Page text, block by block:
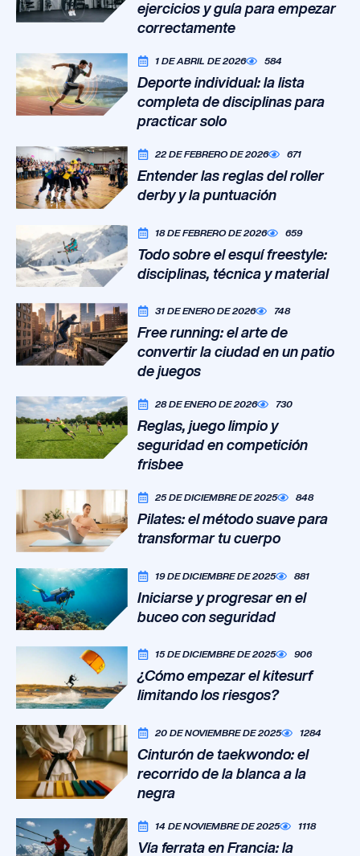
ejercicios y guía para empezar
correctamente
1 DE ABRIL DE 2026 584
Deporte individual: la lista
completa de disciplinas para
practicar solo
22 DE FEBRERO DE 2026 671
Entender las reglas del roller
derby y la puntuación
18 DE FEBRERO DE 2026 659
Todo sobre el esquí freestyle:
disciplinas, técnica y material
31 DE ENERO DE 2026 748
Free running: el arte de
convertir la ciudad en un patio
de juegos
28 DE ENERO DE 2026 730
Reglas, juego limpio y
seguridad en competición
frisbee
25 DE DICIEMBRE DE 2025 848
Pilates: el método suave para
transformar tu cuerpo
19 DE DICIEMBRE DE 2025 881
Iniciarse y progresar en el
buceo con seguridad
15 DE DICIEMBRE DE 2025 906
¿Cómo empezar el kitesurf
limitando los riesgos?
20 DE NOVIEMBRE DE 2025 1284
Cinturón de taekwondo: el
recorrido de la blanca a la
negra
14 DE NOVIEMBRE DE 2025 1118
Vía ferrata en Francia: la